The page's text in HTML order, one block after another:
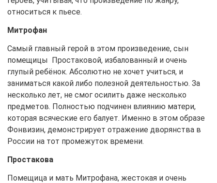
относиться к пьесе.
Митрофан
Самый главный герой в этом произведение, сын
помещицы Простаковой, избалованный и очень
глупый ребёнок. Абсолютно не хочет учиться, и
заниматься какой либо полезной деятельностью. За
несколько лет, не смог осилить даже несколько
предметов. Полностью подчинен влиянию матери,
которая всяческие его балует. Именно в этом образе
Фонвизин, демонстрирует отражение дворянства в
России на тот промежуток времени.
Простакова
Помещица и мать Митрофана, жестокая и очень